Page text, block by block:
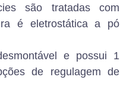
são tratadas com
é eletrostática a pó
e possui 1
de regulagem de